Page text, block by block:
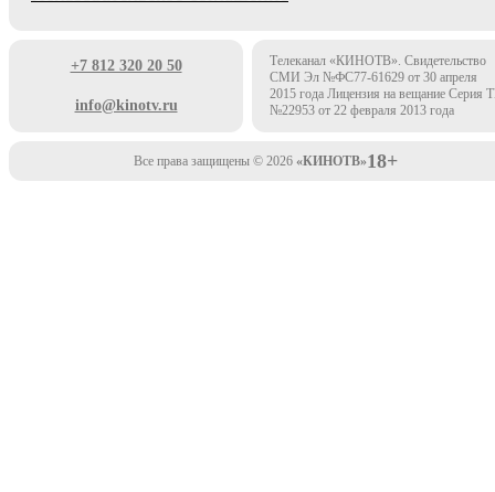
+7 812 320 20 50
info@kinotv.ru
Телеканал «КИНОТВ». Свидетельство
СМИ Эл №ФС77-61629 от 30 апреля
2015 года Лицензия на вещание Серия
№22953 от 22 февраля 2013 года
Все права защищены © 2026 «КИНОТВ»18+